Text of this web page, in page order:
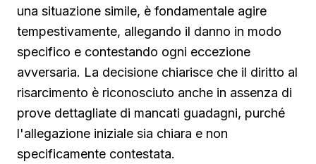
una situazione simile, è fondamentale agire
tempestivamente, allegando il danno in modo
specifico e contestando ogni eccezione
avversaria. La decisione chiarisce che il diritto al
risarcimento è riconosciuto anche in assenza di
prove dettagliate di mancati guadagni, purché
l'allegazione iniziale sia chiara e non
specificamente contestata.